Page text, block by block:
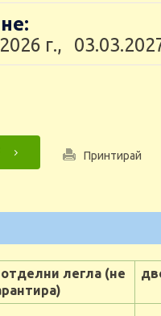
г.,
Принтирай
легла (не